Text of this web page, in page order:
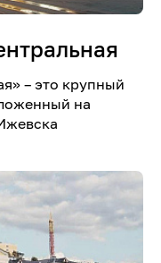
– это крупный
на